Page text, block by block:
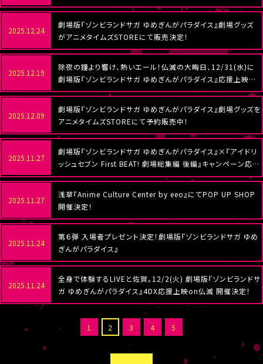
2026年5月27日（水）に発売決定
2025.12.24
劇場版『ゾンビランドサガ ゆめぎんがパラダイス』劇場グッズ
がアニメタイムズSTOREにて販売決定！
2025.12.19
除夜の鐘より響け、熱いエール！仏滅の大晦日、12/31(水)に
劇場版『ゾンビランドサガ ゆめぎんがパラダイス』応援上映on
仏滅 開催決定！
2025.12.09
劇場版『ゾンビランドサガ ゆめぎんがパラダイス』劇場グッズを
アニメタイムズSTOREにて予約販売中！
2025.11.27
劇場版『ゾンビランドサガ ゆめぎんがパラダイス』×『アイドリ
ッシュセブン First BEAT! 劇場総集編 後編』キャンペーン応募
要項
2025.11.27
浅草『Anime Culture Center by eeo』にてPOP UP SHOP
開催決定！
2025.11.24
第６弾 入場者プレゼント決定！劇場版『ゾンビランドサガ ゆめ
ぎんがパラダイス』
2025.11.24
全身で体験するLIVEと佐賀。12/2(火) 劇場版『ゾンビランドサ
ガ ゆめぎんがパラダイス』4DX応援上映on仏滅 開催決定！
1 2 3 4 5